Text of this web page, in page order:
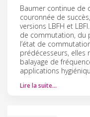
Baumer continue de
couronnée de
versions LBFH et
de commutation, du
l’état de
prédécesseurs, elles
balayage de
applications
Lire la suite…